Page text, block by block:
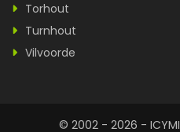
Torhout
Turnhout
Vilvoorde
© 2002 - 2026 - ICYMI